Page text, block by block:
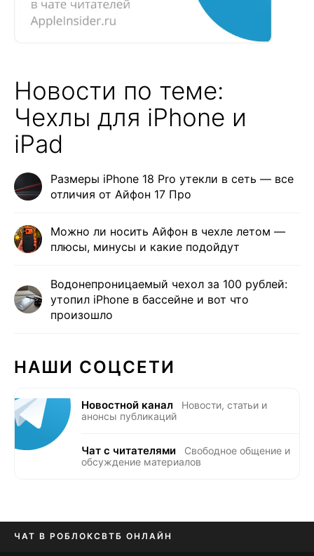
Новости по теме:
Чехлы для iPhone и
iPad
Размеры iPhone 18 Pro утекли в сеть — все
отличия от Айфон 17 Про
Можно ли носить Айфон в чехле летом —
плюсы, минусы и какие подойдут
Водонепроницаемый чехол за 100 рублей:
утопил iPhone в бассейне и вот что
произошло
НАШИ СОЦСЕТИ
Новостной канал
Новости, статьи и
анонсы публикаций
Чат с читателями
Свободное общение и
обсуждение материалов
ЧАТ В РОБЛОКСВТБ ОНЛАЙН